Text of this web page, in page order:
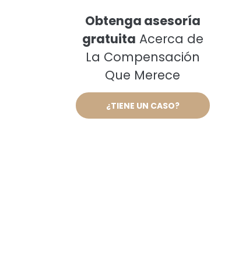
Obtenga asesoría
gratuita Acerca de
La Compensación
Que Merece
¿TIENE UN CASO?